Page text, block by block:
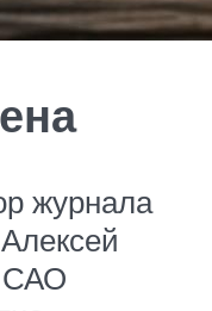
журнала
САО